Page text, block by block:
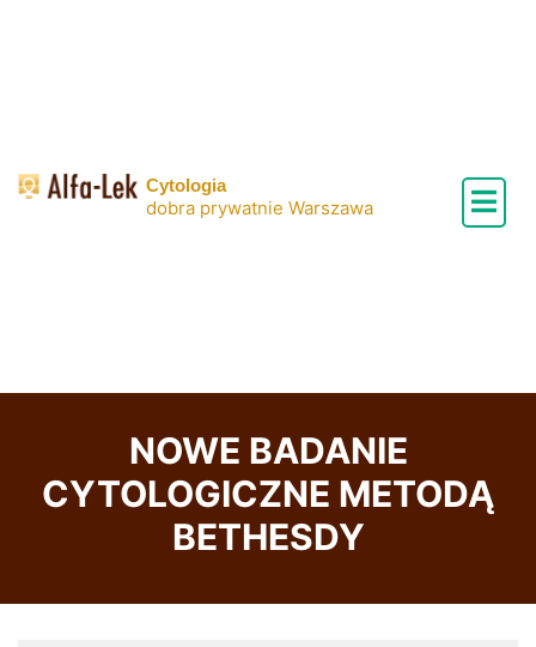
Cytologia
dobra prywatnie Warszawa
NOWE BADANIE
CYTOLOGICZNE METODĄ
BETHESDY